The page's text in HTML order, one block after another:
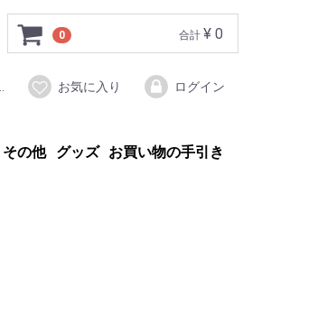
0 合計 ¥ 0
お気に入り ログイン
その他 グッズ お買い物の手引き